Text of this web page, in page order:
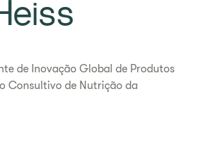
de Inovação Global de Produtos
Consultivo de Nutrição da